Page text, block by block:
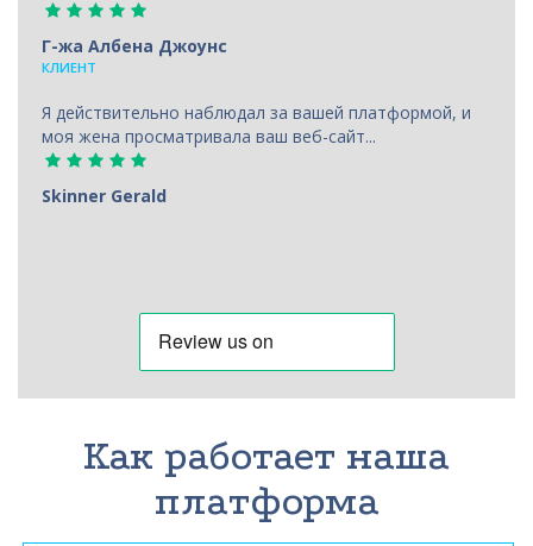
Г-жа Албена Джоунс
КЛИЕНТ
Я действительно наблюдал за вашей платформой, и
моя жена просматривала ваш веб-сайт...
Skinner Gerald
Как работает наша
платформа